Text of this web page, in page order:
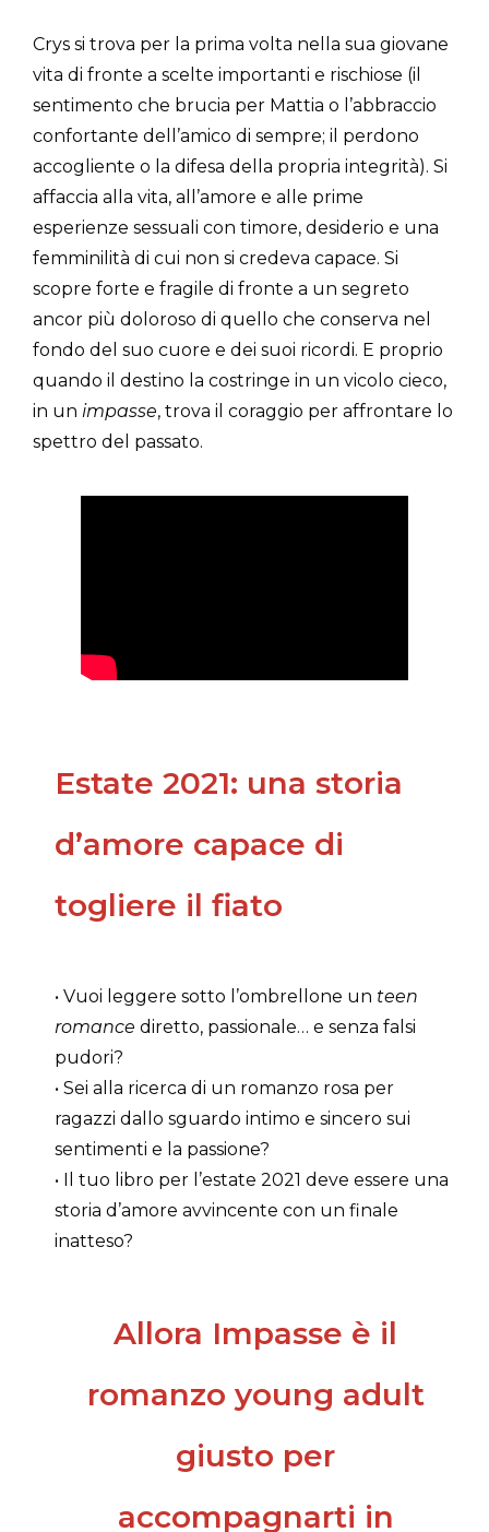
Crys si trova per la prima volta nella sua giovane
vita di fronte a scelte importanti e rischiose (il
sentimento che brucia per Mattia o l’abbraccio
confortante dell’amico di sempre; il perdono
accogliente o la difesa della propria integrità). Si
affaccia alla vita, all’amore e alle prime
esperienze sessuali con timore, desiderio e una
femminilità di cui non si credeva capace. Si
scopre forte e fragile di fronte a un segreto
ancor più doloroso di quello che conserva nel
fondo del suo cuore e dei suoi ricordi. E proprio
quando il destino la costringe in un vicolo cieco,
in un impasse, trova il coraggio per affrontare lo
spettro del passato.
Estate 2021: una storia
d’amore capace di
togliere il fiato
• Vuoi leggere sotto l’ombrellone un teen
romance diretto, passionale… e senza falsi
pudori?
• Sei alla ricerca di un romanzo rosa per
ragazzi dallo sguardo intimo e sincero sui
sentimenti e la passione?
• Il tuo libro per l’estate 2021 deve essere una
storia d’amore avvincente con un finale
inatteso?
Allora Impasse è il
romanzo young adult
giusto per
accompagnarti in